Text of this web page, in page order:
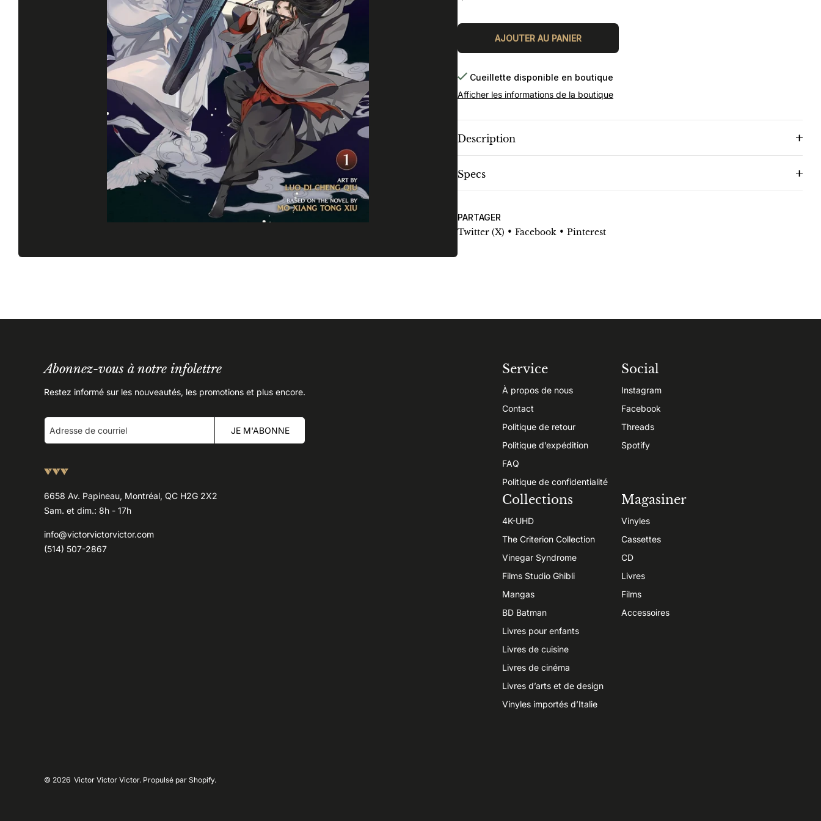
AJOUTER AU PANIER
Cueillette disponible en boutique
Afficher les informations de la boutique
Description
Specs
PARTAGER
Twitter (X) • Facebook • Pinterest
Abonnez-vous à notre infolettre
Restez informé sur les nouveautés, les promotions et plus encore.
JE M'ABONNE
6658 Av. Papineau, Montréal, QC H2G 2X2
Sam. et dim.: 8h - 17h
info@victorvictorvictor.com
(514) 507-2867
Service
À propos de nous
Contact
Politique de retour
Politique d’expédition
FAQ
Politique de confidentialité
Social
Instagram
Facebook
Threads
Spotify
Collections
4K-UHD
The Criterion Collection
Vinegar Syndrome
Films Studio Ghibli
Mangas
BD Batman
Livres pour enfants
Livres de cuisine
Livres de cinéma
Livres d’arts et de design
Vinyles importés d’Italie
Magasiner
Vinyles
Cassettes
CD
Livres
Films
Accessoires
© 2026 Victor Victor Victor. Propulsé par Shopify.